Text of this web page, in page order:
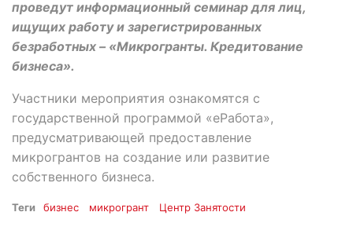
проведут информационный семинар для лиц,
ищущих работу и зарегистрированных
безработных – «Микрогранты. Кредитование
бизнеса».
Участники мероприятия ознакомятся с
государственной программой «еРабота»,
предусматривающей предоставление
микрогрантов на создание или развитие
собственного бизнеса.
Теги бизнес микрогрант Центр Занятости